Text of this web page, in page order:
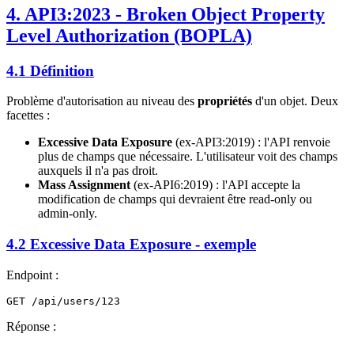
4. API3:2023 - Broken Object Property
Level Authorization (BOPLA)
4.1 Définition
Problème d'autorisation au niveau des propriétés d'un objet. Deux
facettes :
Excessive Data Exposure (ex-API3:2019) : l'API renvoie
plus de champs que nécessaire. L'utilisateur voit des champs
auxquels il n'a pas droit.
Mass Assignment (ex-API6:2019) : l'API accepte la
modification de champs qui devraient être read-only ou
admin-only.
4.2 Excessive Data Exposure - exemple
Endpoint :
Réponse :